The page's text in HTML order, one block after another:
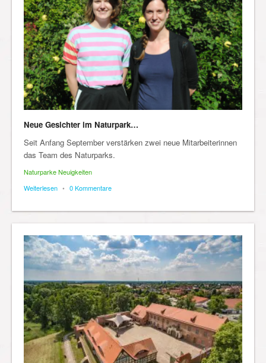
Neue Gesichter im Naturpark…
Seit Anfang September verstärken zwei neue Mitarbeiterinnen
das Team des Naturparks.
Naturparke Neuigkeiten
Weiterlesen • 0 Kommentare